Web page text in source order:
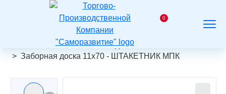
На
главную
0
ПоискМеню
Каталог
МПК доска
Заборная доска 11х70 - ШТАКЕТНИК МПК